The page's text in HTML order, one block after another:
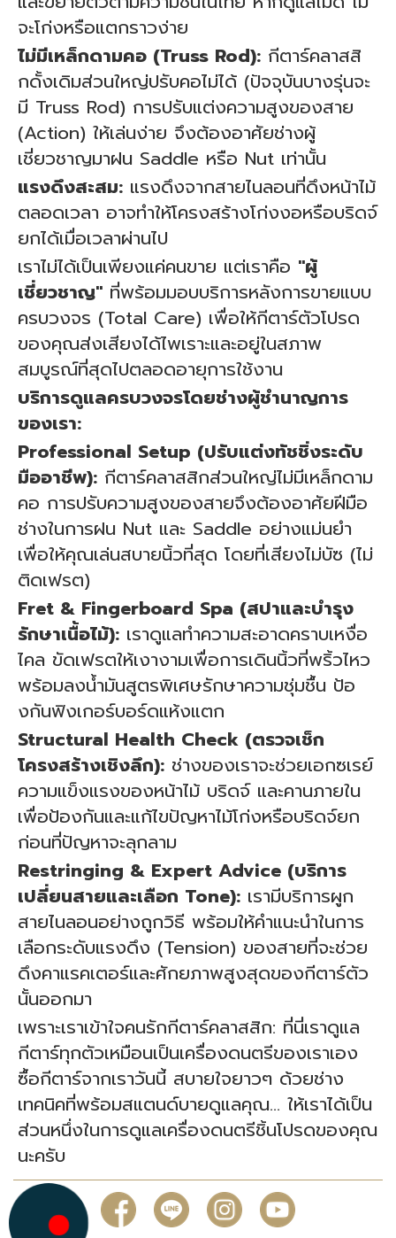
จะโก่งหรือแตกราวง่าย
ไม่มีเหล็กดามคอ (Truss Rod): กีตาร์คลาสสิ
กดั้งเดิมส่วนใหญ่ปรับคอไม่ได้ (ปัจจุบันบางรุ่นจะ
มี Truss Rod) การปรับแต่งความสูงของสาย
(Action) ให้เล่นง่าย จึงต้องอาศัยช่างผู้
เชี่ยวชาญมาฝน Saddle หรือ Nut เท่านั้น
แรงดึงสะสม: แรงดึงจากสายไนลอนที่ดึงหน้าไม้
ตลอดเวลา อาจทำให้โครงสร้างโก่งงอหรือบริดจ์
ยกได้เมื่อเวลาผ่านไป
เราไม่ได้เป็นเพียงแค่คนขาย แต่เราคือ "ผู้
เชี่ยวชาญ" ที่พร้อมมอบบริการหลังการขายแบบ
ครบวงจร (Total Care) เพื่อให้กีตาร์ตัวโปรด
ของคุณส่งเสียงได้ไพเราะและอยู่ในสภาพ
สมบูรณ์ที่สุดไปตลอดอายุการใช้งาน
บริการดูแลครบวงจรโดยช่างผู้ชำนาญการ
ของเรา:
Professional Setup (ปรับแต่งทัชชิ่งระดับ
มืออาชีพ): กีตาร์คลาสสิกส่วนใหญ่ไม่มีเหล็กดาม
คอ การปรับความสูงของสายจึงต้องอาศัยฝีมือ
ช่างในการฝน Nut และ Saddle อย่างแม่นยำ
เพื่อให้คุณเล่นสบายนิ้วที่สุด โดยที่เสียงไม่บัซ (ไม่
ติดเฟรต)
Fret & Fingerboard Spa (สปาและบำรุง
รักษาเนื้อไม้): เราดูแลทำความสะอาดคราบเหงื่อ
ไคล ขัดเฟรตให้เงางามเพื่อการเดินนิ้วที่พริ้วไหว
พร้อมลงน้ำมันสูตรพิเศษรักษาความชุ่มชื้น ป้อ
งกันฟิงเกอร์บอร์ดแห้งแตก
Structural Health Check (ตรวจเช็ก
โครงสร้างเชิงลึก): ช่างของเราจะช่วยเอกซเรย์
ความแข็งแรงของหน้าไม้ บริดจ์ และคานภายใน
เพื่อป้องกันและแก้ไขปัญหาไม้โก่งหรือบริดจ์ยก
ก่อนที่ปัญหาจะลุกลาม
Restringing & Expert Advice (บริการ
เปลี่ยนสายและเลือก Tone): เรามีบริการผูก
สายไนลอนอย่างถูกวิธี พร้อมให้คำแนะนำในการ
เลือกระดับแรงดึง (Tension) ของสายที่จะช่วย
ดึงคาแรคเตอร์และศักยภาพสูงสุดของกีตาร์ตัว
นั้นออกมา
เพราะเราเข้าใจคนรักกีตาร์คลาสสิก: ที่นี่เราดูแล
กีตาร์ทุกตัวเหมือนเป็นเครื่องดนตรีของเราเอง
ซื้อกีตาร์จากเราวันนี้ สบายใจยาวๆ ด้วยช่าง
เทคนิคที่พร้อมสแตนด์บายดูแลคุณ... ให้เราได้เป็น
ส่วนหนึ่งในการดูแลเครื่องดนตรีชิ้นโปรดของคุณ
นะครับ